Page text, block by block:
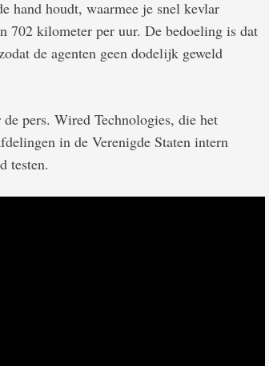
hand houdt, waarmee je snel kevlar
702 kilometer per uur. De bedoeling is dat
de agenten geen dodelijk geweld
pers. Wired Technologies, die het
in de Verenigde Staten intern
testen.